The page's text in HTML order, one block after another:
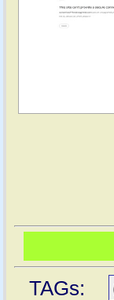
TAGs: